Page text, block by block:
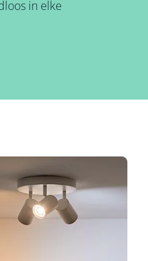
in elke